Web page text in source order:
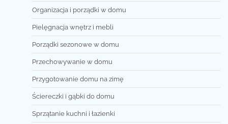
Organizacja i porządki w domu
Pielęgnacja wnętrz i mebli
Porządki sezonowe w domu
Przechowywanie w domu
Przygotowanie domu na zimę
Ściereczki i gąbki do domu
Sprzątanie kuchni i łazienki